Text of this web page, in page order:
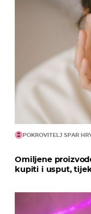
POKROVITELJ SPAR
Omiljene
kupiti i usput,